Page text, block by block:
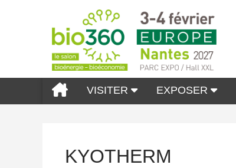
VISITER EXPOSER
KYOTHERM